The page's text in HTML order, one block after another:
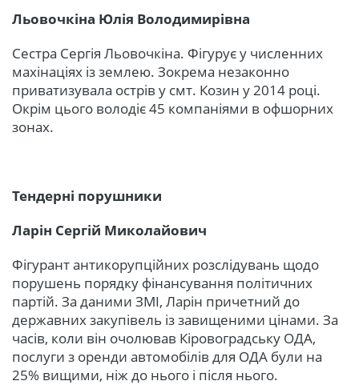
Льовочкіна Юлія Володимирівна
Сестра Сергія Льовочкіна. Фігурує у численних
махінаціях із землею. Зокрема незаконно
приватизувала острів у смт. Козин у 2014 році.
Окрім цього володіє 45 компаніями в офшорних
зонах.
Тендерні порушники
Ларін Сергій Миколайович
Фігурант антикорупційних розслідувань щодо
порушень порядку фінансування політичних
партій. За даними ЗМІ, Ларін причетний до
державних закупівель із завищеними цінами. За
часів, коли він очолював Кіровоградську ОДА,
послуги з оренди автомобілів для ОДА були на
25% вищими, ніж до нього і після нього.